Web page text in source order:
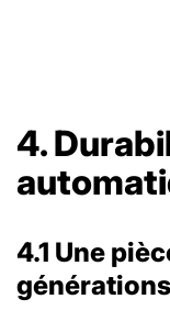
4.
4.1 Une
générations